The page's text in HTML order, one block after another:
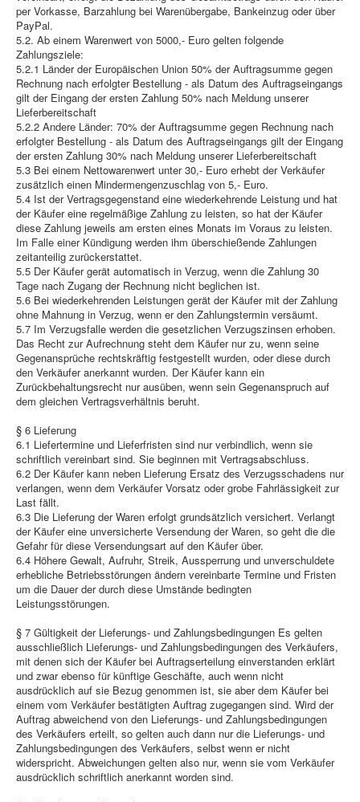
per Vorkasse, Barzahlung bei Warenübergabe, Bankeinzug oder über
PayPal.
5.2. Ab einem Warenwert von 5000,- Euro gelten folgende
Zahlungsziele:
5.2.1 Länder der Europäischen Union 50% der Auftragsumme gegen
Rechnung nach erfolgter Bestellung - als Datum des Auftragseingangs
gilt der Eingang der ersten Zahlung 50% nach Meldung unserer
Lieferbereitschaft
5.2.2 Andere Länder: 70% der Auftragsumme gegen Rechnung nach
erfolgter Bestellung - als Datum des Auftragseingangs gilt der Eingang
der ersten Zahlung 30% nach Meldung unserer Lieferbereitschaft
5.3 Bei einem Nettowarenwert unter 30,- Euro erhebt der Verkäufer
zusätzlich einen Mindermengenzuschlag von 5,- Euro.
5.4 Ist der Vertragsgegenstand eine wiederkehrende Leistung und hat
der Käufer eine regelmäßige Zahlung zu leisten, so hat der Käufer
diese Zahlung jeweils am ersten eines Monats im Voraus zu leisten.
Im Falle einer Kündigung werden ihm überschießende Zahlungen
zeitanteilig zurückerstattet.
5.5 Der Käufer gerät automatisch in Verzug, wenn die Zahlung 30
Tage nach Zugang der Rechnung nicht beglichen ist.
5.6 Bei wiederkehrenden Leistungen gerät der Käufer mit der Zahlung
ohne Mahnung in Verzug, wenn er den Zahlungstermin versäumt.
5.7 Im Verzugsfalle werden die gesetzlichen Verzugszinsen erhoben.
Das Recht zur Aufrechnung steht dem Käufer nur zu, wenn seine
Gegenansprüche rechtskräftig festgestellt wurden, oder diese durch
den Verkäufer anerkannt wurden. Der Käufer kann ein
Zurückbehaltungsrecht nur ausüben, wenn sein Gegenanspruch auf
dem gleichen Vertragsverhältnis beruht.
§ 6 Lieferung
6.1 Liefertermine und Lieferfristen sind nur verbindlich, wenn sie
schriftlich vereinbart sind. Sie beginnen mit Vertragsabschluss.
6.2 Der Käufer kann neben Lieferung Ersatz des Verzugsschadens nur
verlangen, wenn dem Verkäufer Vorsatz oder grobe Fahrlässigkeit zur
Last fällt.
6.3 Die Lieferung der Waren erfolgt grundsätzlich versichert. Verlangt
der Käufer eine unversicherte Versendung der Waren, so geht die die
Gefahr für diese Versendungsart auf den Käufer über.
6.4 Höhere Gewalt, Aufruhr, Streik, Aussperrung und unverschuldete
erhebliche Betriebsstörungen ändern vereinbarte Termine und Fristen
um die Dauer der durch diese Umstände bedingten
Leistungsstörungen.
§ 7 Gültigkeit der Lieferungs- und Zahlungsbedingungen Es gelten
ausschließlich Lieferungs- und Zahlungsbedingungen des Verkäufers,
mit denen sich der Käufer bei Auftragserteilung einverstanden erklärt
und zwar ebenso für künftige Geschäfte, auch wenn nicht
ausdrücklich auf sie Bezug genommen ist, sie aber dem Käufer bei
einem vom Verkäufer bestätigten Auftrag zugegangen sind. Wird der
Auftrag abweichend von den Lieferungs- und Zahlungsbedingungen
des Verkäufers erteilt, so gelten auch dann nur die Lieferungs- und
Zahlungsbedingungen des Verkäufers, selbst wenn er nicht
widerspricht. Abweichungen gelten also nur, wenn sie vom Verkäufer
ausdrücklich schriftlich anerkannt worden sind.